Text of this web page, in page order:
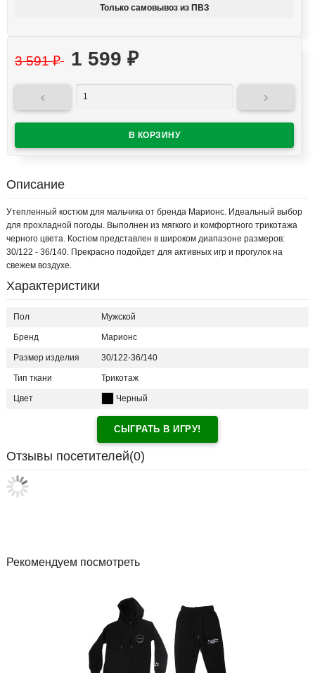
Только самовывоз из ПВЗ
3 591₽ 1 599 ₽
 
Описание
Утепленный костюм для мальчика от бренда Марионс. Идеальный выбор
для прохладной погоды. Выполнен из мягкого и комфортного трикотажа
черного цвета. Костюм представлен в широком диапазоне размеров:
30/122 - 36/140. Прекрасно подойдет для активных игр и прогулок на
свежем воздухе.
Характеристики
Пол Мужской
Бренд Марионс
Размер изделия 30/122-36/140
Тип ткани Трикотаж
Цвет Черный
СЫГРАТЬ В ИГРУ!
Отзывы посетителей(0)
Рекомендуем посмотреть